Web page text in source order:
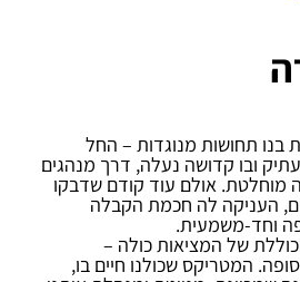
בנו תחושות מנוגדות – החל
ובו קדושה נעלה, דרך מנהגים
מוחלטת. אולם עוד קודם שדבקו
העניקה לה חכמת הקבלה
וחד-משמעית.
של המציאות כולה –
המטריקס שכולנו חיים בו,